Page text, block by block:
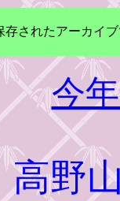
存されたアーカイ
今
高野